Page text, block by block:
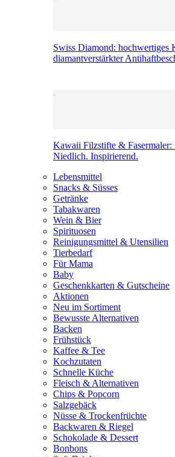
Swiss Diamond: hochwertiges
diamantverstärkter
Kawaii Filzstifte & Fasermaler:
Niedlich. Inspirierend.
Lebensmittel
Snacks & Süsses
Getränke
Tabakwaren
Wein & Bier
Spirituosen
Reinigungsmittel & Utensilien
Tierbedarf
Für Mama
Baby
Geschenkkarten & Gutscheine
Aktionen
Neu im Sortiment
Bewusste Alternativen
Backen
Frühstück
Kaffee & Tee
Kochzutaten
Schnelle Küche
Fleisch & Alternativen
Chips & Popcorn
Salzgebäck
Nüsse & Trockenfrüchte
Backwaren & Riegel
Schokolade & Dessert
Bonbons